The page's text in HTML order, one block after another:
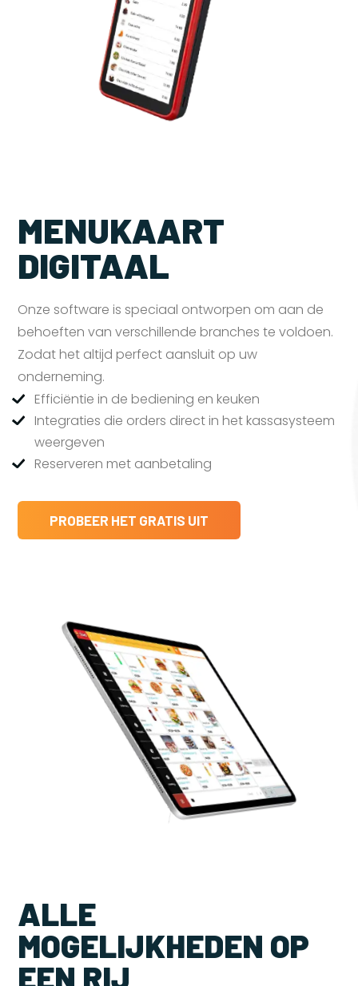
MENUKAART
DIGITAAL
Onze software is speciaal ontworpen om aan de
behoeften van verschillende branches te voldoen.
Zodat het altijd perfect aansluit op uw
onderneming.
Efficiëntie in de bediening en keuken
Integraties die orders direct in het kassasysteem
weergeven
Reserveren met aanbetaling
PROBEER HET GRATIS UIT
ALLE
MOGELIJKHEDEN OP
EEN RIJ